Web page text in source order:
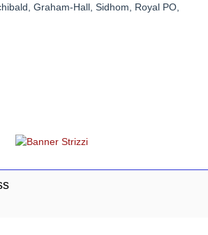
Graham-Hall, Sidhom, Royal PO,